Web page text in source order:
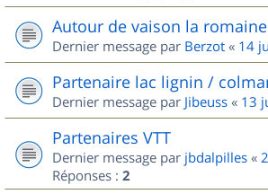
Autour de vaison la romaine
Dernier message par Berzot « 14
Partenaire lac lignin /
Dernier message par Jibeuss « 13
Partenaires VTT
Dernier message par jbdalpilles «
Réponses : 2